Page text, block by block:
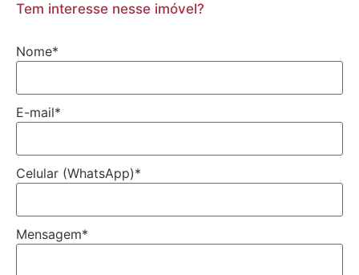
Tem interesse nesse imóvel?
Nome*
E-mail*
Celular (WhatsApp)*
Mensagem*